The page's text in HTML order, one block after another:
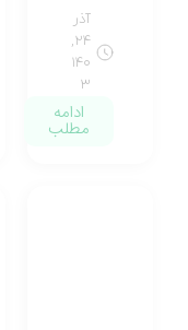
آذر
۲۴,
۱۴۰
۳
ادامه
مطلب